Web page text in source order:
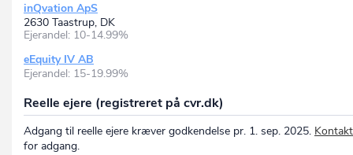
inQvation ApS
2630 Taastrup, DK
Ejerandel: 10-14.99%
eEquity IV AB
Ejerandel: 15-19.99%
Reelle ejere (registreret på cvr.dk)
Adgang til reelle ejere kræver godkendelse pr. 1. sep. 2025.
for adgang.